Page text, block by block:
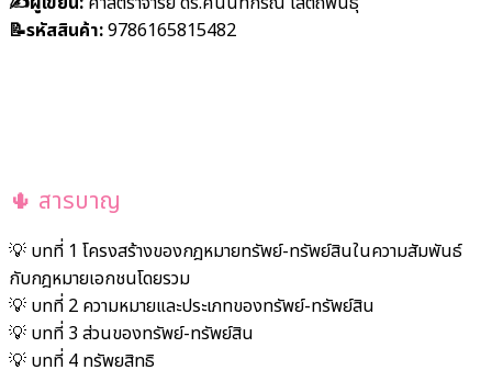
📝รหัสสินค้า:9786165815482
🌵 สารบาญ
💡 บทที่ 1 โครงสร้างของกฎหมายทรัพย์-ทรัพย์สินในความสัมพันธ์
กับกฎหมายเอกชนโดยรวม
💡 บทที่ 2 ความหมายและประเภทของทรัพย์-ทรัพย์สิน
💡 บทที่ 3 ส่วนของทรัพย์-ทรัพย์สิน
💡 บทที่ 4 ทรัพยสิทธิ